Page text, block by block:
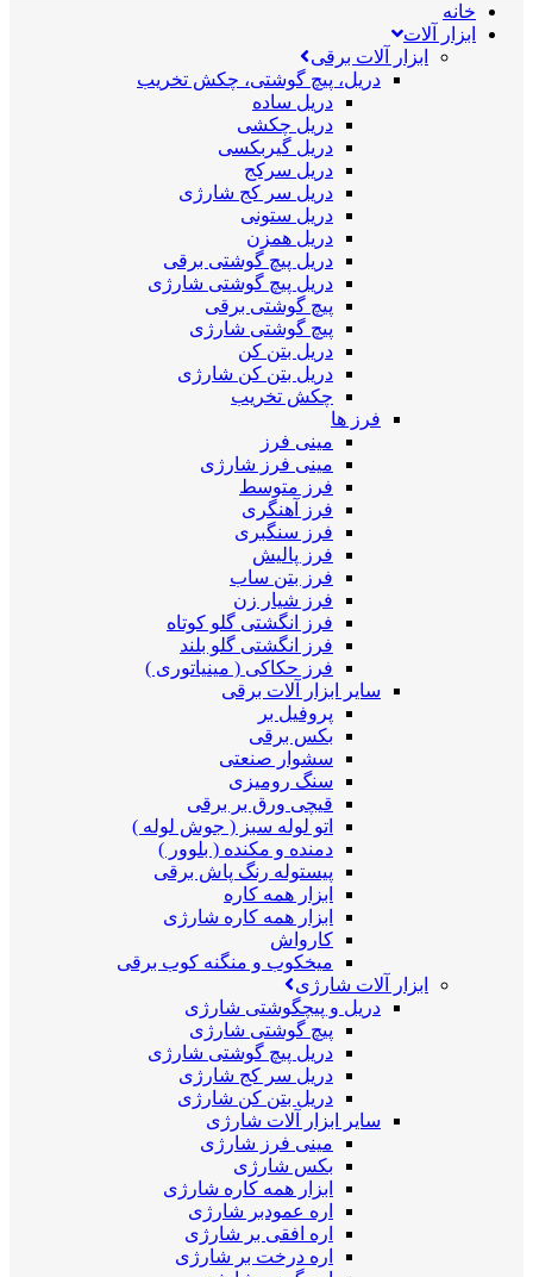
خانه
ابزار آلات
ابزار آلات برقی
دریل، پیچ گوشتی، چکش تخریب
دریل ساده
دریل چکشی
دریل گیربکسی
دریل سرکج
دریل سر کج شارژی
دریل ستونی
دریل همزن
دریل پیچ گوشتی برقی
دریل پیچ گوشتی شارژی
پیچ گوشتی برقی
پیچ گوشتی شارژی
دریل بتن کن
دریل بتن کن شارژی
چکش تخریب
فرز ها
مینی فرز
مینی فرز شارژی
فرز متوسط
فرز آهنگری
فرز سنگبری
فرز پالیش
فرز بتن ساب
فرز شیار زن
فرز انگشتی گلو کوتاه
فرز انگشتی گلو بلند
فرز حکاکی ( مینیاتوری )
سایر ابزار آلات برقی
پروفیل بر
بکس برقی
سشوار صنعتی
سنگ رومیزی
قیچی ورق بر برقی
اتو لوله سبز ( جوش لوله )
دمنده و مکنده ( بلوور )
پیستوله رنگ پاش برقی
ابزار همه کاره
ابزار همه کاره شارژی
کارواش
میخکوب و منگنه کوب برقی
ابزار آلات شارژی
دریل و پیچگوشتی شارژی
پیچ گوشتی شارژی
دریل پیچ گوشتی شارژی
دریل سر کج شارژی
دریل بتن کن شارژی
سایر ابزار آلات شارژی
مینی فرز شارژی
بکس شارژی
ابزار همه کاره شارژی
اره عمودبر شارژی
اره افقی بر شارژی
اره درخت بر شارژی